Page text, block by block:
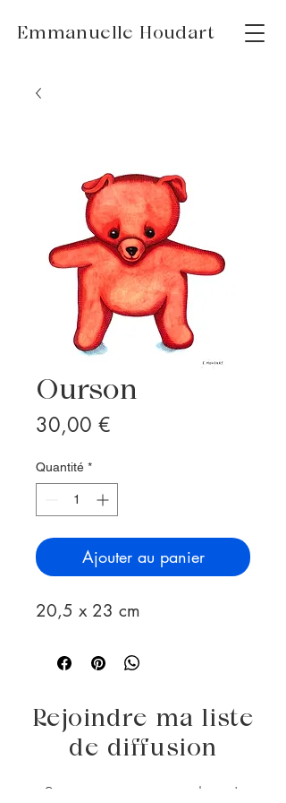
Emmanuelle Houdart
Ourson
30,00 €
Quantité *
Ajouter au panier
20,5 x 23 cm
Rejoindre ma liste
de diffusion
Saisissez votre e-mail ici